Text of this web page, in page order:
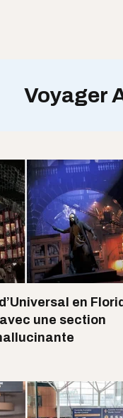
Voyager
en
une section